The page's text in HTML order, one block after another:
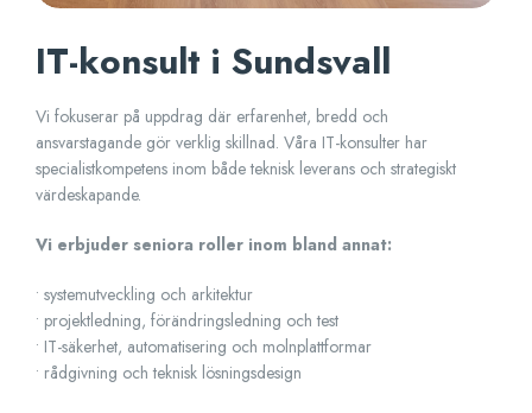
IT-konsult i Sundsvall
Vi fokuserar på uppdrag där erfarenhet, bredd och
ansvarstagande gör verklig skillnad. Våra IT-konsulter har
specialistkompetens inom både teknisk leverans och strategiskt
värdeskapande.
Vi erbjuder seniora roller inom bland annat:
• systemutveckling och arkitektur
• projektledning, förändringsledning och test
• IT-säkerhet, automatisering och molnplattformar
• rådgivning och teknisk lösningsdesign